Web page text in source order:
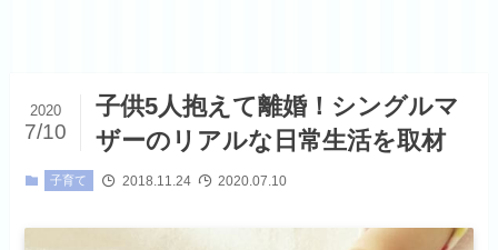
子供5人抱えて離婚！シングルマ
ザーのリアルな日常生活を取材
2020
7/10
子育て 2018.11.24 2020.07.10